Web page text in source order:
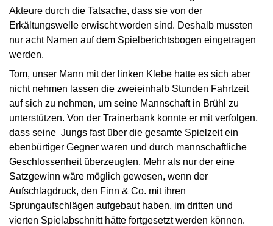
Akteure durch die Tatsache, dass sie von der
Erkältungswelle erwischt worden sind. Deshalb mussten
nur acht Namen auf dem Spielberichtsbogen eingetragen
werden.
Tom, unser Mann mit der linken Klebe hatte es sich aber
nicht nehmen lassen die zweieinhalb Stunden Fahrtzeit
auf sich zu nehmen, um seine Mannschaft in Brühl zu
unterstützen. Von der Trainerbank konnte er mit verfolgen,
dass seine Jungs fast über die gesamte Spielzeit ein
ebenbürtiger Gegner waren und durch mannschaftliche
Geschlossenheit überzeugten. Mehr als nur der eine
Satzgewinn wäre möglich gewesen, wenn der
Aufschlagdruck, den Finn & Co. mit ihren
Sprungaufschlägen aufgebaut haben, im dritten und
vierten Spielabschnitt hätte fortgesetzt werden können.